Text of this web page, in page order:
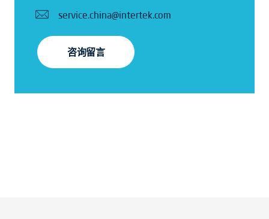
service.china@intertek.com
咨询留言